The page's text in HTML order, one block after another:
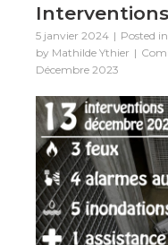
5 janvier 2024 Posted in
by Mathilde Ythier
Décembre 2023